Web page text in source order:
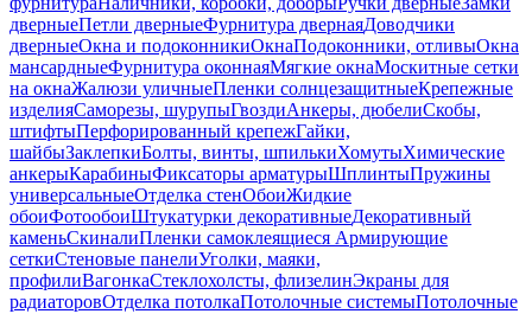
дверныеПетли дверныеФурнитура двернаяДоводчики
дверныеОкна и подоконникиОкнаПодоконники, отливыОкна
мансардныеФурнитура оконнаяМягкие окнаМоскитные сетки
на окнаЖалюзи уличныеПленки солнцезащитныеКрепежные
изделияСаморезы, шурупыГвоздиАнкеры, дюбелиСкобы,
штифтыПерфорированный крепежГайки,
шайбыЗаклепкиБолты, винты, шпилькиХомутыХимические
анкерыКарабиныФиксаторы арматурыШплинтыПружины
универсальныеОтделка стенОбоиЖидкие
обоиФотообоиШтукатурки декоративныеДекоративный
каменьСкиналиПленки самоклеящиеся Армирующие
сеткиСтеновые панелиУголки, маяки,
профилиВагонкаСтеклохолсты, флизелинЭкраны для
радиаторовОтделка потолкаПотолочные системыПотолочные